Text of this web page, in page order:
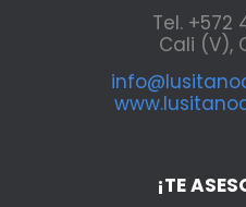
Tel.
Cali (V),
¡TE